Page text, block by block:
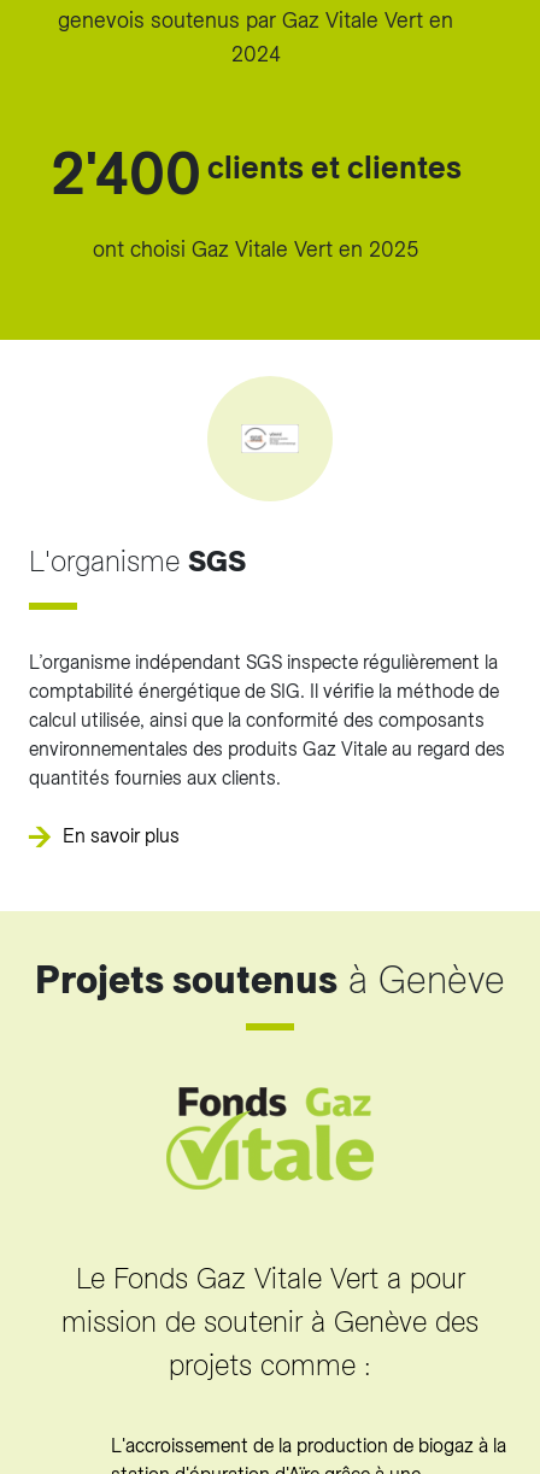
genevois soutenus par Gaz Vitale Vert en
2024
2'400clients et clientes
ont choisi Gaz Vitale Vert en 2025
L'organisme SGS
L’organisme indépendant SGS inspecte régulièrement la
comptabilité énergétique de SIG. Il vérifie la méthode de
calcul utilisée, ainsi que la conformité des composants
environnementales des produits Gaz Vitale au regard des
quantités fournies aux clients.
En savoir plus
Projets soutenus à Genève
Le Fonds Gaz Vitale Vert a pour
mission de soutenir à Genève des
projets comme :
L'accroissement de la production de biogaz à la